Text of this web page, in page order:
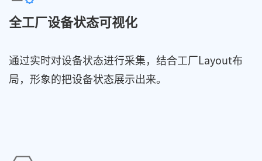
全工厂设备状态可视化
通过实时对设备状态进行采集，结合工厂Layout布
局，形象的把设备状态展示出来。